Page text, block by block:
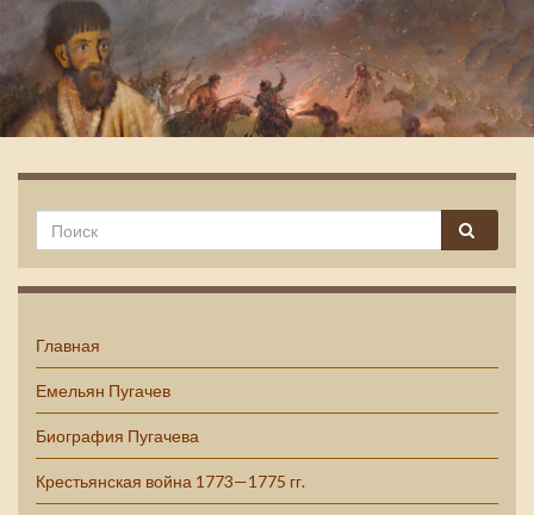
Емельян Пугачев
Главная
Емельян Пугачев
Биография Пугачева
Крестьянская война 1773—1775 гг.